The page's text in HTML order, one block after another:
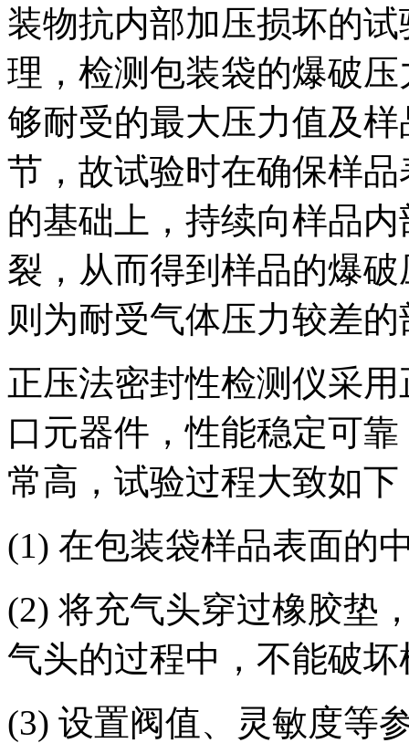
装物抗内部加压损坏的
理，检测包装袋的爆破
够耐受的最大压力值及
节，故试验时在确保样
的基础上，持续向样品
裂，从而得到样品的爆
则为耐受气体压力较差
正压法密封性检测仪采
口元器件，性能稳定可
常高，试验过程大致如下
(1) 在包装袋样品表面的
(2) 将充气头穿过橡胶垫
气头的过程中，不能破
(3) 设置阀值、灵敏度等